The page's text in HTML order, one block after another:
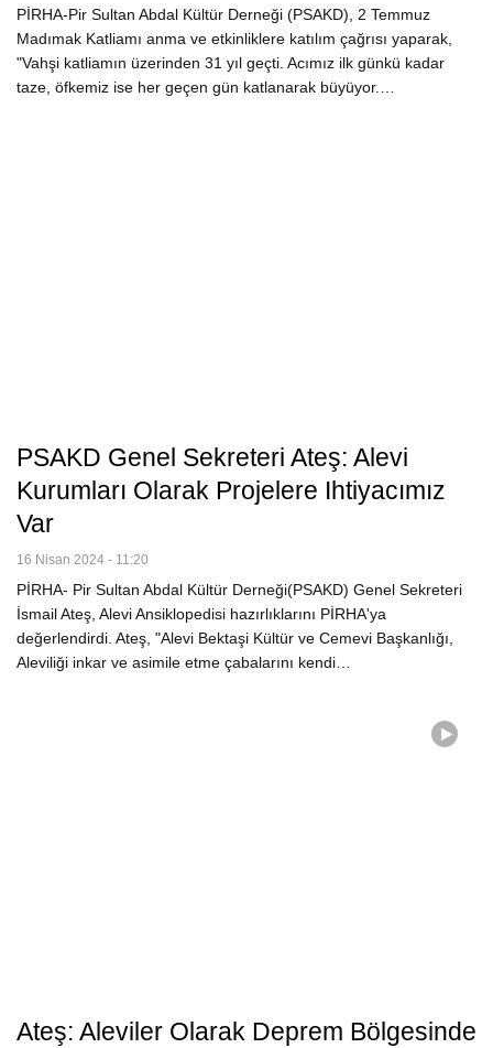
PİRHA-Pir Sultan Abdal Kültür Derneği (PSAKD), 2 Temmuz
Madımak Katliamı anma ve etkinliklere katılım çağrısı yaparak,
"Vahşi katliamın üzerinden 31 yıl geçti. Acımız ilk günkü kadar
taze, öfkemiz ise her geçen gün katlanarak büyüyor.…
PSAKD Genel Sekreteri Ateş: Alevi
Kurumları Olarak Projelere Ihtiyacımız
Var
16 Nisan 2024 - 11:20
PİRHA- Pir Sultan Abdal Kültür Derneği(PSAKD) Genel Sekreteri
İsmail Ateş, Alevi Ansiklopedisi hazırlıklarını PİRHA'ya
değerlendirdi. Ateş, "Alevi Bektaşi Kültür ve Cemevi Başkanlığı,
Aleviliği inkar ve asimile etme çabalarını kendi…
Ateş: Aleviler Olarak Deprem Bölgesinde